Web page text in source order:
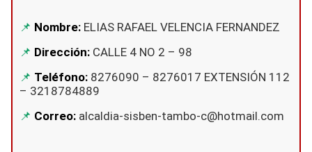
Nombre: ELIAS RAFAEL VELENCIA FERNANDEZ
Dirección: CALLE 4 NO 2 – 98
Teléfono: 8276090 – 8276017 EXTENSIÓN 112
– 3218784889
Correo: alcaldia-sisben-tambo-c@hotmail.com